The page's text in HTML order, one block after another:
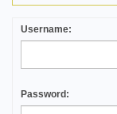
Username:
Password: